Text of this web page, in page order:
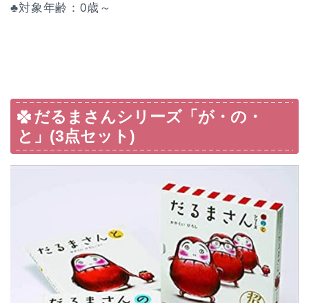
♣対象年齢：0歳～
だるまさんシリーズ「が・の・
と」(3点セット)